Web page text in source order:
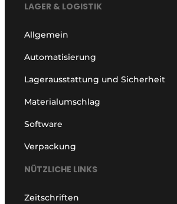
LAGER & LOGISTIK
Allgemein
Automatisierung
Lagerausstattung und Sicherheit
Materialumschlag
Software
Verpackung
NÜTZLICHE LINKS
Zeitschriften